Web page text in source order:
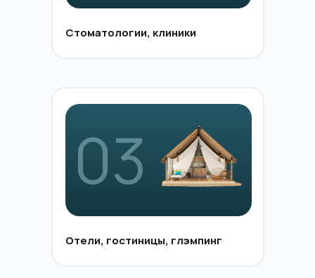
Стоматологии, клиники
03
Отели, гостиницы, глэмпинг